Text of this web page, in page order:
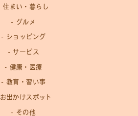
住まい・暮らし
グルメ
ショッピング
サービス
健康・医療
教育・習い事
お出かけスポット
その他